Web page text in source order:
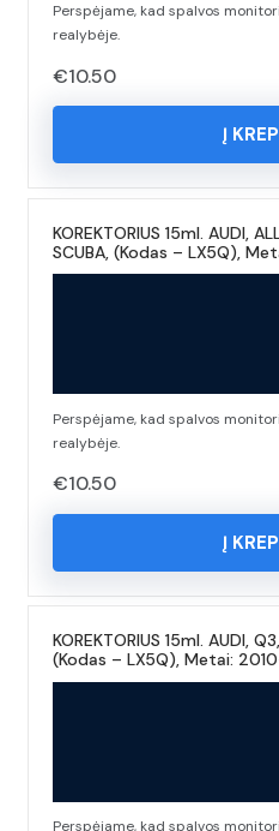
Perspėjame, kad spalvos
realybėje.
€10.50
Į
KOREKTORIUS 15ml. AUDI,
SCUBA, (Kodas – LX5Q),
Perspėjame, kad spalvos
realybėje.
€10.50
Į
KOREKTORIUS 15ml. AUDI,
(Kodas – LX5Q), Metai:
Perspėjame, kad spalvos